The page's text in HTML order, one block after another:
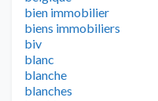
bien immobilier
biens immobiliers
biv
blanc
blanche
blanches